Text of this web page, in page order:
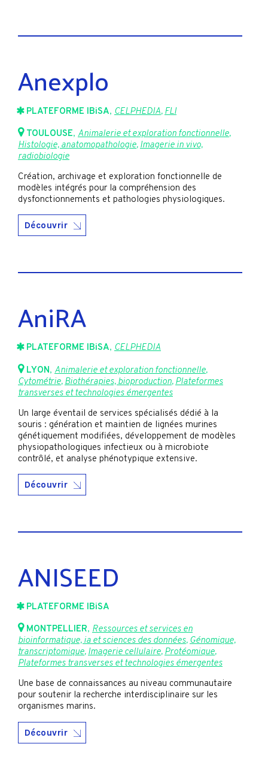
Anexplo
PLATEFORME IBiSA, CELPHEDIA, FLI
TOULOUSE, Animalerie et exploration fonctionnelle,
Histologie, anatomopathologie, Imagerie in vivo,
radiobiologie
Création, archivage et exploration fonctionnelle de
modèles intégrés pour la compréhension des
dysfonctionnements et pathologies physiologiques.
Découvrir
AniRA
PLATEFORME IBiSA, CELPHEDIA
LYON, Animalerie et exploration fonctionnelle,
Cytométrie, Biothérapies, bioproduction, Plateformes
transverses et technologies émergentes
Un large éventail de services spécialisés dédié à la
souris : génération et maintien de lignées murines
génétiquement modifiées, développement de modèles
physiopathologiques infectieux ou à microbiote
contrôlé, et analyse phénotypique extensive.
Découvrir
ANISEED
PLATEFORME IBiSA
MONTPELLIER, Ressources et services en
bioinformatique, ia et sciences des données,Génomique,
transcriptomique,Imagerie cellulaire,Protéomique,
Plateformes transverses et technologies émergentes
Une base de connaissances au niveau communautaire
pour soutenir la recherche interdisciplinaire sur les
organismes marins.
Découvrir